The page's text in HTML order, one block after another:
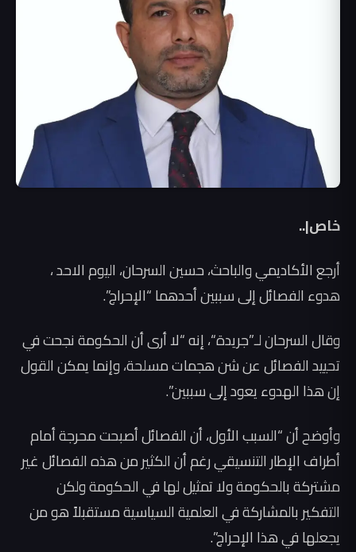
خاص|..
أرجع الأكاديمي والباحث، حسين السرحان، اليوم الاحد ،
هدوء الفصائل إلى سببين أحدهما “الإحراج”.
وقال السرحان لـ”جريدة“، إنه “لا أرى أن الحكومة نجحت في
تحييد الفصائل عن شن هجمات مسلحة، وإنما يمكن القول
إن هذا الهدوء يعود إلى سببين”.
وأوضح أن “السبب الأول، أن الفصائل أصبحت محرجة أمام
أطراف الإطار التنسيقي رغم أن الكثير من هذه الفصائل غير
مشتركة بالحكومة ولا تمثيل لها في الحكومة ولكن
التفكير بالمشاركة في العلمية السياسية مستقبلاً هو من
يجعلها في هذا الإحراج”.